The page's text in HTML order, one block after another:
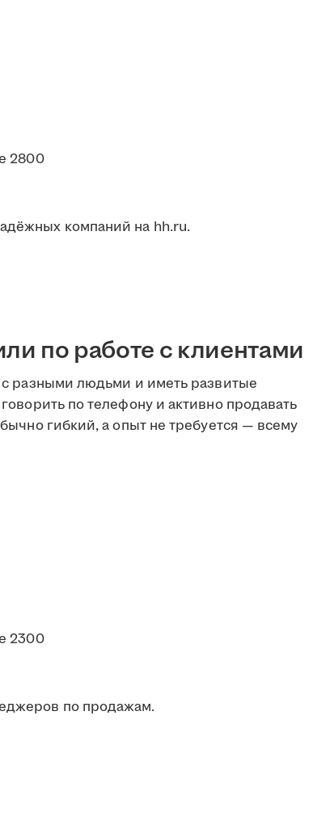
2800
компаний на hh.ru.
по работе с клиентами
разными людьми и иметь развитые
по телефону и активно продавать
гибкий, а опыт не требуется — всему
2300
по продажам.